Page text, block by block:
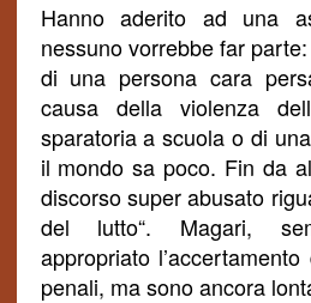
Hanno aderito ad una
nessuno vorrebbe far
di una persona cara
causa della violenza
sparatoria a scuola o di
il mondo sa poco. Fin da
discorso super abusato
del lutto“. Magari,
appropriato l’accertamento
penali, ma sono ancora